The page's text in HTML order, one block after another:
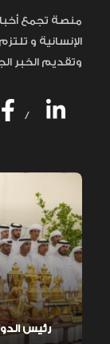
منصة تجمع
الإنسانية و
وتقديم الخبر
/
رئيس الدولة يستقبل فريق هجن الرئاسة